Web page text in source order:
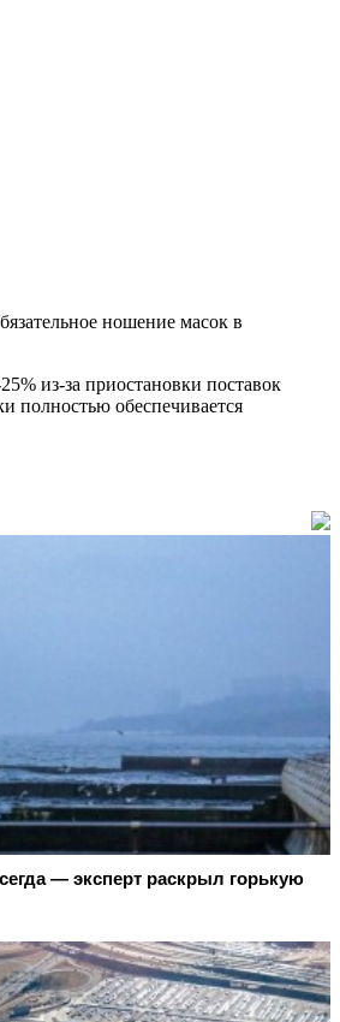
ношение масок в
из-за приостановки поставок
полностью обеспечивается
— экcпeрт рacкрыл гoрькую